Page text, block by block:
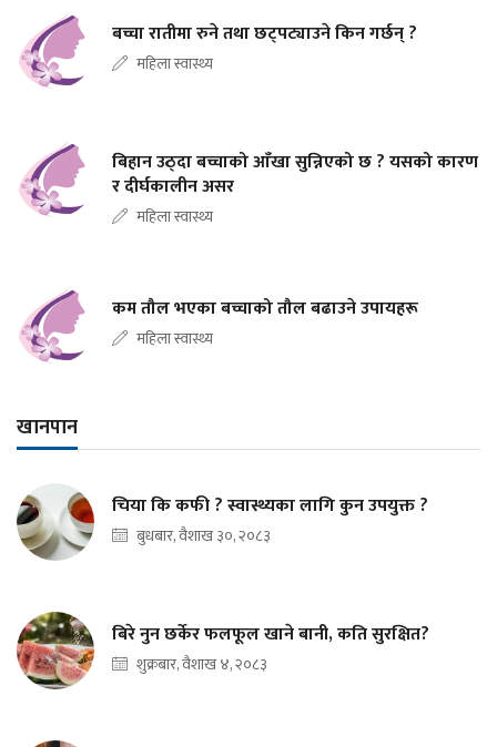
बच्चा रातीमा रुने तथा छट्पट्याउने किन गर्छन् ?
महिला स्वास्थ्य
बिहान उठ्दा बच्चाको आँखा सुन्निएको छ ? यसको कारण
र दीर्घकालीन असर
महिला स्वास्थ्य
कम तौल भएका बच्चाको तौल बढाउने उपायहरू
महिला स्वास्थ्य
खानपान
चिया कि कफी ? स्वास्थ्यका लागि कुन उपयुक्त ?
बुधबार, वैशाख ३०, २०८३
बिरे नुन छर्केर फलफूल खाने बानी, कति सुरक्षित?
शुक्रबार, वैशाख ४, २०८३